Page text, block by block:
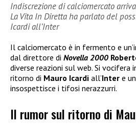
Indiscrezione di calciomercato
La Vita In Diretta ha parlato del
Icardi all’Inter
Il calciomercato è in fermento e
dal direttore di Novella 2000
diverse reazioni sul web. Si vocifera
ritorno di Mauro Icardi all’Inter e
insospettisce i tifosi nerazzurri.
Il rumor sul ritorno di